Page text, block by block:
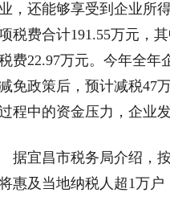
，还能够享受到企业所
税费合计191.55万元，
费22.97万元。今年全年
免政策后，预计减税47
程中的资金压力，企业
宜昌市税务局介绍，按
惠及当地纳税人超1万户